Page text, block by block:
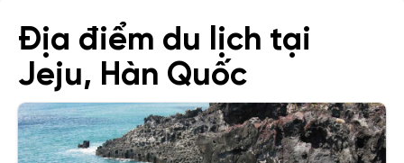
Địa điểm du lịch tại
Jeju, Hàn Quốc